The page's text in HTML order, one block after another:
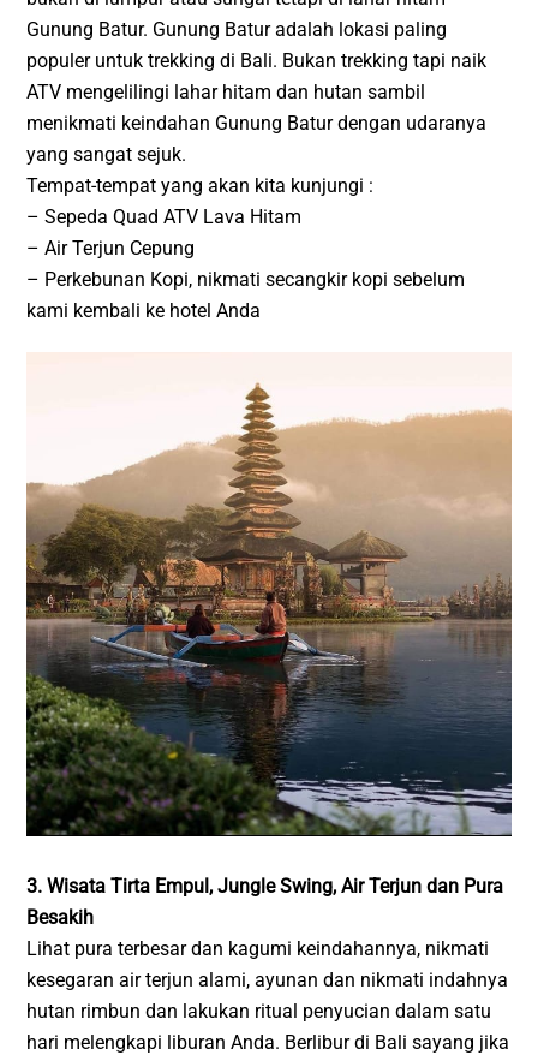
Gunung Batur. Gunung Batur adalah lokasi paling
populer untuk trekking di Bali. Bukan trekking tapi naik
ATV mengelilingi lahar hitam dan hutan sambil
menikmati keindahan Gunung Batur dengan udaranya
yang sangat sejuk.
Tempat-tempat yang akan kita kunjungi :
– Sepeda Quad ATV Lava Hitam
– Air Terjun Cepung
– Perkebunan Kopi, nikmati secangkir kopi sebelum
kami kembali ke hotel Anda
3. Wisata Tirta Empul, Jungle Swing, Air Terjun dan Pura
Besakih
Lihat pura terbesar dan kagumi keindahannya, nikmati
kesegaran air terjun alami, ayunan dan nikmati indahnya
hutan rimbun dan lakukan ritual penyucian dalam satu
hari melengkapi liburan Anda. Berlibur di Bali sayang jika